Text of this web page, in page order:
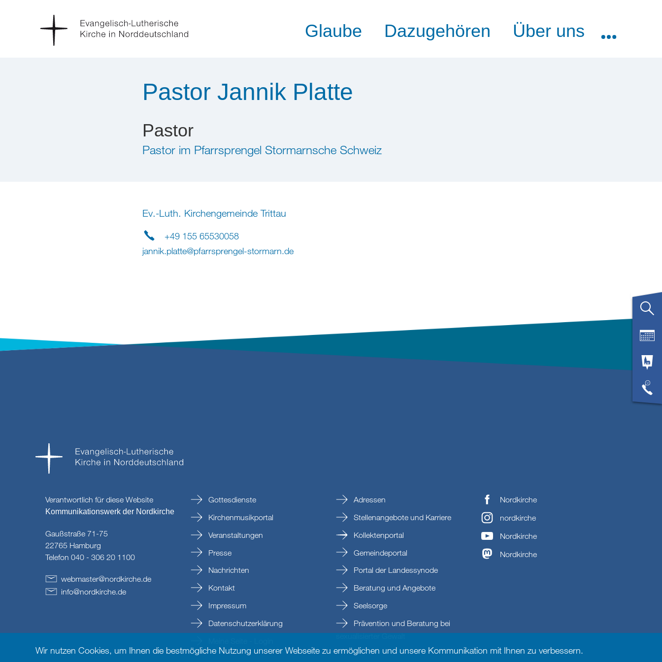
Glaube Dazugehören Über uns
Pastor Jannik Platte
Pastor
Pastor im Pfarrsprengel Stormarnsche Schweiz
Ev.-Luth. Kirchengemeinde Trittau
+49 155 65530058
jannik.platte@pfarrsprengel-stormarn.de
Verantwortlich für diese Website
Kommunikationswerk der Nordkirche
Gaußstraße 71-75
22765 Hamburg
Telefon 040 - 306 20 1100
webmaster@nordkirche.de
info@nordkirche.de
Gottesdienste
Kirchenmusikportal
Veranstaltungen
Presse
Nachrichten
Kontakt
Impressum
Datenschutzerklärung
Adressen
Stellenangebote und Karriere
Kollektenportal
Gemeindeportal
Portal der Landessynode
Beratung und Angebote
Seelsorge
Prävention und Beratung bei
sexualisierter Gewalt
Nordkirche
nordkirche
Nordkirche
Nordkirche
Wir nutzen Cookies, um Ihnen die bestmögliche Nutzung unserer Webseite zu ermöglichen und unsere Kommunikation mit Ihnen zu verbessern.